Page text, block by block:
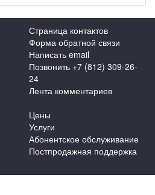
Страница контактов
Форма обратной связи
Написать email
Позвонить +7 (812) 309-26-
24
Лента комментариев
Цены
Услуги
Абонентское обслуживание
Постпродажная поддержка